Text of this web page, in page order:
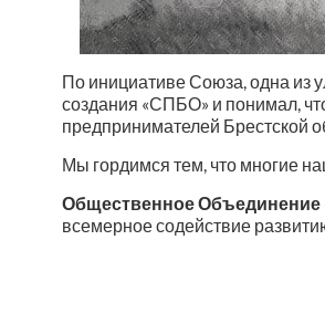
По инициативе Союза, одна из
создания «СПБО» и понимал,
предпринимателей Брестской
Мы гордимся тем, что многие
Общественное Объединение
всемерное содействие